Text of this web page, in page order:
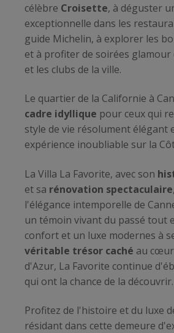
célèbre Croisette, à déguster
exceptionnelle dans les
guide Michelin, à explorer les
et à profiter de soirées glamour
et les clubs de la ville.
Le quartier de la Californie à
cadre idyllique pour ceux qui
style de vie résolument élégant
expérience inoubliable sur la
La Villa La Favorite, avec son
et sa rénovation spectaculaire
l'élégance intemporelle de
un témoin vivant du passé tout
confort et un luxe modernes à
véritable trésor caché au
d'Azur, La Favorite continue
qui ont la chance de la découvrir.
Profitez de l'histoire et du luxe
résidant dans cette demeure